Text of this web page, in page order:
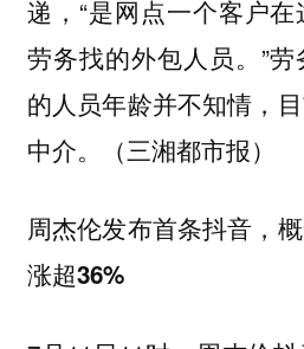
递，“是网点一个客户
劳务找的外包人员。”
的人员年龄并不知情，
中介。（三湘都市报）
周杰伦发布首条抖音，
涨超36%